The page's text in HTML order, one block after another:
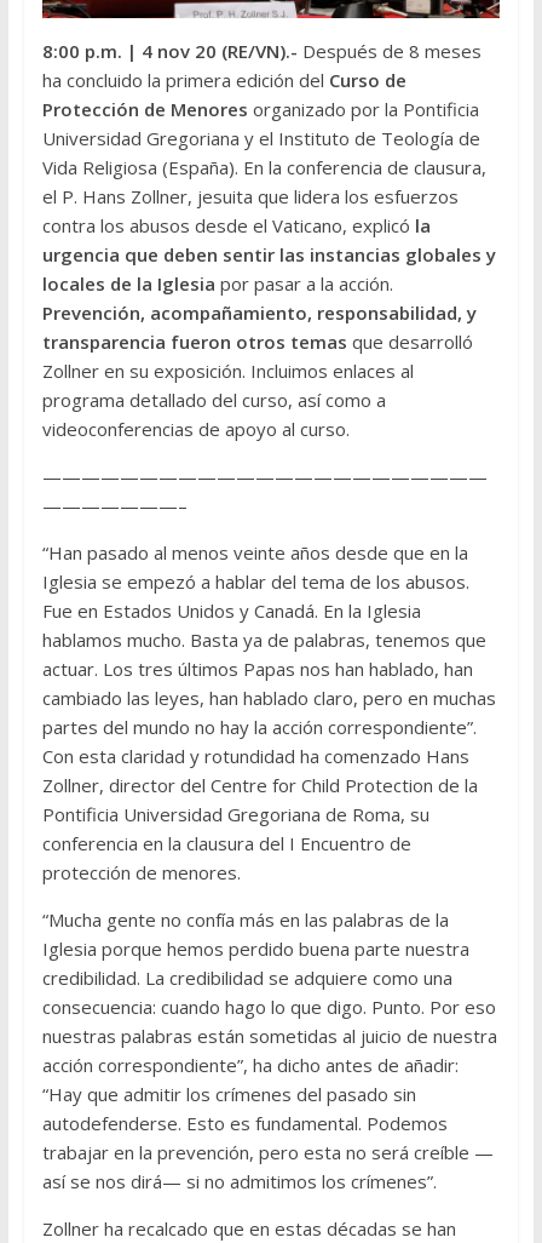
8:00 p.m. | 4 nov 20 (RE/VN).- Después de 8 meses
ha concluido la primera edición del Curso de
Protección de Menores organizado por la Pontificia
Universidad Gregoriana y el Instituto de Teología de
Vida Religiosa (España). En la conferencia de clausura,
el P. Hans Zollner, jesuita que lidera los esfuerzos
contra los abusos desde el Vaticano, explicó la
urgencia que deben sentir las instancias globales y
locales de la Iglesia por pasar a la acción.
Prevención, acompañamiento, responsabilidad, y
transparencia fueron otros temas que desarrolló
Zollner en su exposición. Incluimos enlaces al
programa detallado del curso, así como a
videoconferencias de apoyo al curso.
———————————————————————
———————–
“Han pasado al menos veinte años desde que en la
Iglesia se empezó a hablar del tema de los abusos.
Fue en Estados Unidos y Canadá. En la Iglesia
hablamos mucho. Basta ya de palabras, tenemos que
actuar. Los tres últimos Papas nos han hablado, han
cambiado las leyes, han hablado claro, pero en muchas
partes del mundo no hay la acción correspondiente”.
Con esta claridad y rotundidad ha comenzado Hans
Zollner, director del Centre for Child Protection de la
Pontificia Universidad Gregoriana de Roma, su
conferencia en la clausura del I Encuentro de
protección de menores.
“Mucha gente no confía más en las palabras de la
Iglesia porque hemos perdido buena parte nuestra
credibilidad. La credibilidad se adquiere como una
consecuencia: cuando hago lo que digo. Punto. Por eso
nuestras palabras están sometidas al juicio de nuestra
acción correspondiente”, ha dicho antes de añadir:
“Hay que admitir los crímenes del pasado sin
autodefenderse. Esto es fundamental. Podemos
trabajar en la prevención, pero esta no será creíble —
así se nos dirá— si no admitimos los crímenes”.
Zollner ha recalcado que en estas décadas se han